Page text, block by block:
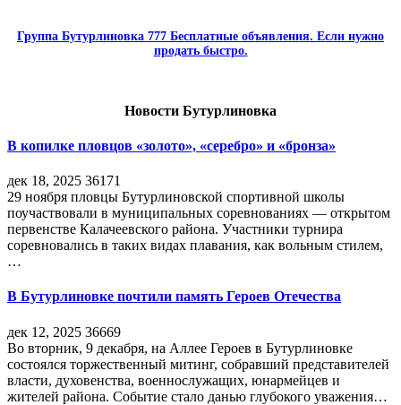
Группа Бутурлиновка 777 Бесплатные объявления. Если нужно
продать быстро.
Новости Бутурлиновка
В копилке пловцов «золото», «серебро» и «бронза»
дек 18, 2025 36171
29 ноября пловцы Бутурлиновской спортивной школы
поучаствовали в муниципальных соревнованиях — открытом
первенстве Калачеевского района. Участники турнира
соревновались в таких видах плавания, как вольным стилем,
…
В Бутурлиновке почтили память Героев Отечества
дек 12, 2025 36669
Во вторник, 9 декабря, на Аллее Героев в Бутурлиновке
состоялся торжественный митинг, собравший представителей
власти, духовенства, военнослужащих, юнармейцев и
жителей района. Событие стало данью глубокого уважения…